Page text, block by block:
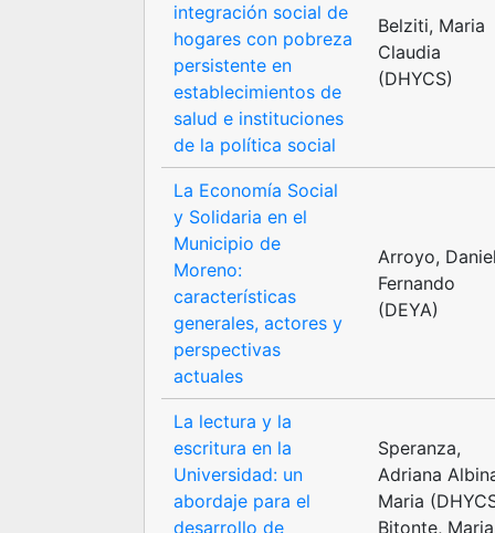
integración social de
hogares con pobreza
persistente en
establecimientos de
salud e instituciones
de la política social
Belziti, Maria
Claudia
(DHYCS)
La Economía Social
y Solidaria en el
Municipio de
Moreno:
características
generales, actores y
perspectivas
actuales
Arroyo,
Fernando
(DEYA)
La lectura y la
escritura en la
Universidad: un
abordaje para el
desarrollo de
Speranza,
Adriana
Maria
Bitonte, Maria